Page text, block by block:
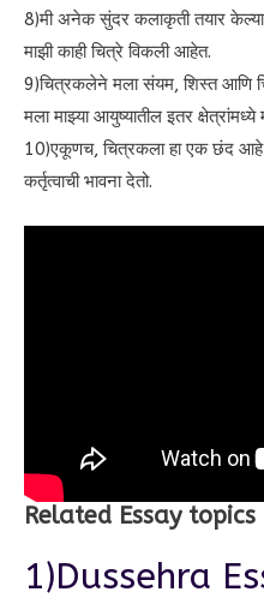
8)मी अनेक सुंदर कलाकृती तयार
माझी काही चित्रे विकली आहेत.
9)चित्रकलेने मला संयम, शिस्त आणि
मला माझ्या आयुष्यातील इतर
10)एकूणच, चित्रकला हा एक छंद
कर्तृत्वाची भावना देतो.
Related Essay topics
1)Dussehra